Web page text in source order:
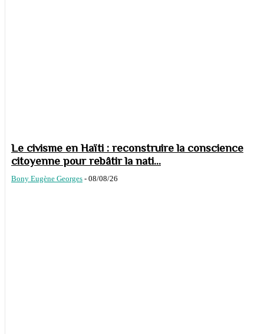
Le civisme en Haïti : reconstruire la conscience
citoyenne pour rebâtir la nati...
Bony Eugène Georges - 08/08/26